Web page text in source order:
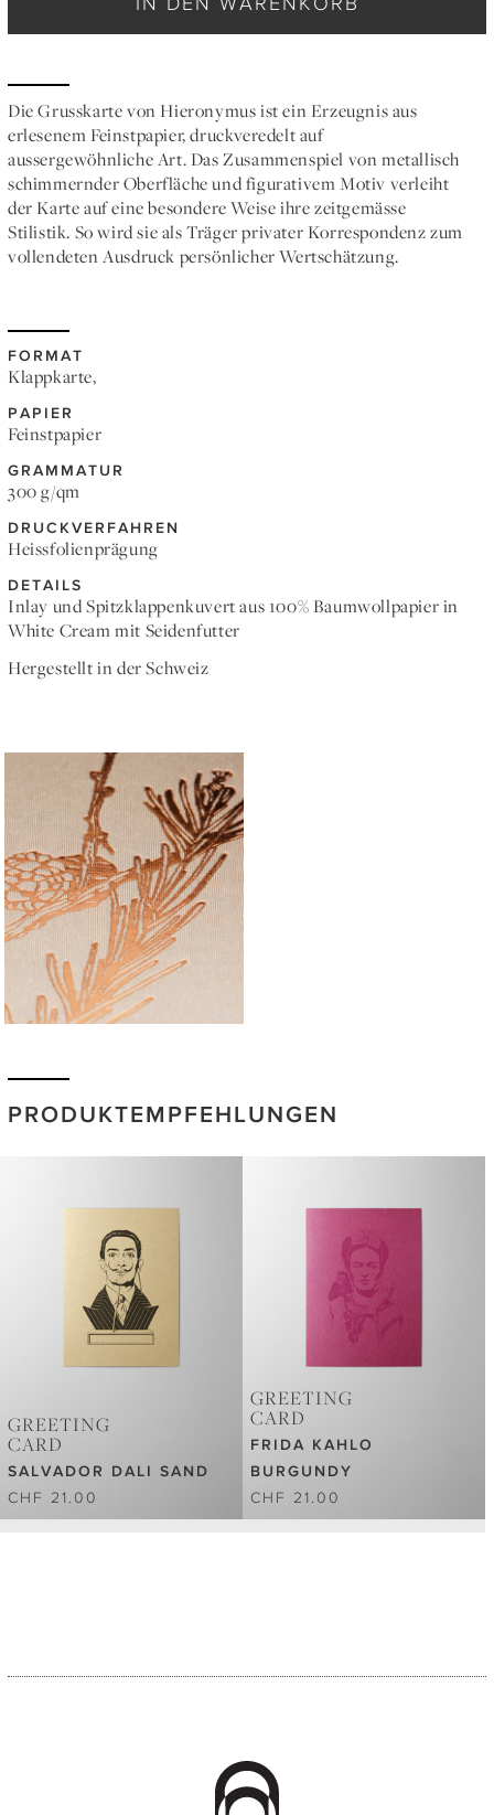
Die Grusskarte von Hieronymus ist ein Erzeugnis aus
erlesenem Feinstpapier, druckveredelt auf
aussergewöhnliche Art. Das Zusammenspiel von metallisch
schimmernder Oberfläche und figurativem Motiv verleiht
der Karte auf eine besondere Weise ihre zeitgemässe
Stilistik. So wird sie als Träger privater Korrespondenz zum
vollendeten Ausdruck persönlicher Wertschätzung.
FORMAT
Klappkarte,
PAPIER
Feinstpapier
GRAMMATUR
300 g/qm
DRUCKVERFAHREN
Heissfolienprägung
DETAILS
Inlay und Spitzklappenkuvert aus 100% Baumwollpapier in
White Cream mit Seidenfutter
Hergestellt in der Schweiz
PRODUKTEMPFEHLUNGEN
GREETING
CARD
SALVADOR DALI SAND
CHF 21.00
GREETING
CARD
FRIDA KAHLO
BURGUNDY
CHF 21.00